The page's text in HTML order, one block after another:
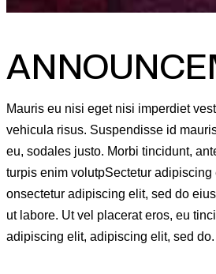
Mauris eu nisi eget nisi imperdiet
vehicula risus. Suspendisse id
eu, sodales justo. Morbi tincidunt,
turpis enim volutpSectetur adipiscing
onsectetur adipiscing elit, sed do
ut labore. Ut vel placerat eros, eu
adipiscing elit, adipiscing elit, sed do.